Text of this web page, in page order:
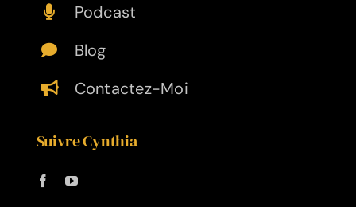
Podcast
Blog
Contactez-Moi
Suivre Cynthia